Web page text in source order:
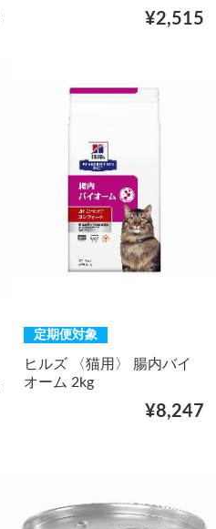
¥2,515
定期便対象
ヒルズ 〈猫用〉 腸内バイ
オーム 2kg
¥8,247